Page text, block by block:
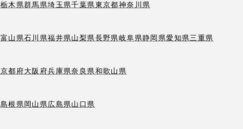
栃木県群馬県埼玉県千葉県東京都神奈川県
富山県石川県福井県山梨県長野県岐阜県静岡県愛知県三重県
京都府大阪府兵庫県奈良県和歌山県
島根県岡山県広島県山口県